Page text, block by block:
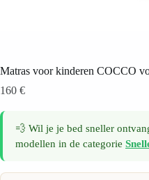
Matras voor kinderen COCCO
160 €
💨 Wil je je bed sneller
modellen in de categorie